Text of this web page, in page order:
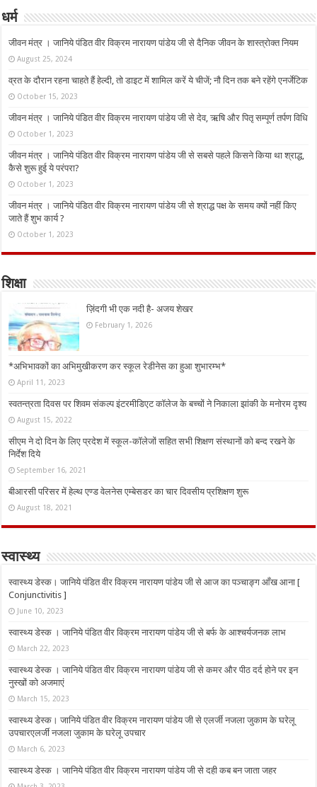
धर्म
जीवन मंत्र । जानिये पंडित वीर विक्रम नारायण पांडेय जी से दैनिक जीवन के शास्त्रोक्त नियम
August 25, 2024
व्रत के दौरान रहना चाहते हैं हेल्दी, तो डाइट में शामिल करें ये चीजें; नौ दिन तक बने रहेंगे एनर्जेटिक
October 15, 2023
जीवन मंत्र । जानिये पंडित वीर विक्रम नारायण पांडेय जी से देव, ऋषि और पितृ सम्पूर्ण तर्पण विधि
October 1, 2023
जीवन मंत्र । जानिये पंडित वीर विक्रम नारायण पांडेय जी से सबसे पहले किसने किया था श्राद्ध,
कैसे शुरू हुई ये परंपरा?
October 1, 2023
जीवन मंत्र । जानिये पंडित वीर विक्रम नारायण पांडेय जी से श्राद्ध पक्ष के समय क्यों नहीं किए
जाते हैं शुभ कार्य ?
October 1, 2023
शिक्षा
ज़िंदगी भी एक नदी है- अजय शेखर
February 1, 2026
*अभिभावकों का अभिमुखीकरण कर स्कूल रेडीनेस का हुआ शुभारम्भ*
April 11, 2023
स्वतन्त्रता दिवस पर शिवम संकल्प इंटरमीडिएट कॉलेज के बच्चों ने निकाला झांकी के मनोरम दृश्य
August 15, 2022
सीएम ने दो दिन के लिए प्रदेश में स्कूल-कॉलेजों सहित सभी शिक्षण संस्थानों को बन्द रखने के
निर्देश दिये
September 16, 2021
बीआरसी परिसर में हेल्थ एण्ड वेलनेस एम्बेसडर का चार दिवसीय प्रशिक्षण शुरू
August 18, 2021
स्वास्थ्य
स्वास्थ्य डेस्क। जानिये पंडित वीर विक्रम नारायण पांडेय जी से आज का पञ्चाङ्ग आँख आना [
Conjunctivitis ]
June 10, 2023
स्वास्थ्य डेस्क । जानिये पंडित वीर विक्रम नारायण पांडेय जी से बर्फ के आश्चर्यजनक लाभ
March 22, 2023
स्वास्थ्य डेस्क । जानिये पंडित वीर विक्रम नारायण पांडेय जी से कमर और पीठ दर्द होने पर इन
नुस्‍खों को अजमाएं
March 15, 2023
स्वास्थ्य डेस्क। जानिये पंडित वीर विक्रम नारायण पांडेय जी से एलर्जी नजला जुकाम के घरेलू
उपचारएलर्जी नजला जुकाम के घरेलू उपचार
March 6, 2023
स्वास्थ्य डेस्क । जानिये पंडित वीर विक्रम नारायण पांडेय जी से दही कब बन जाता जहर